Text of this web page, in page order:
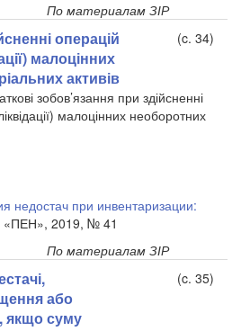
По материалам ЗІР
операцій
малоцінних
активів
(c. 34)
зобов’язання при здійсненні
малоцінних необоротних
недостач при инвентаризации:
«ПЕН», 2019, № 41
По материалам ЗІР
або
якщо суму
(c. 35)